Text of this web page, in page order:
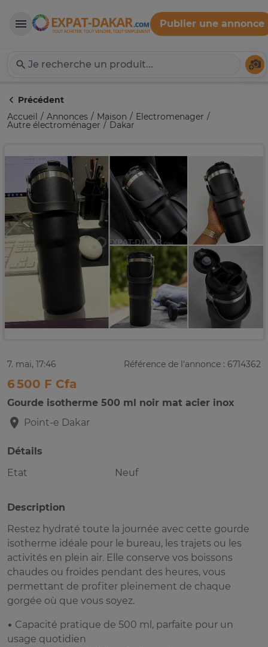
Expat-Dakar
Publier une annonce
Précédent
Accueil
Annonces Maison Electromenager
Autre électroménager Dakar
7. mai, 17:46 Référence de l'annonce : 6714362
6 500 F Cfa
Gourde isotherme 500 ml noir mat acier inox
Point-e Dakar
Détails
Etat
Neuf
Description
Restez hydraté toute la journée avec cette gourde
isotherme idéale pour le bureau, les trajets ou les
activités en plein air. Elle conserve vos boissons
chaudes ou froides pendant des heures, vous
permettant de profiter pleinement de chaque
gorgée où que vous soyez.
• Capacité pratique de 500 ml, parfaite pour un
usage quotidien